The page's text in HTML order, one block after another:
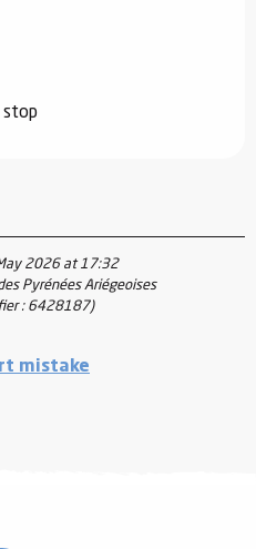
stop
2026 at 17:32
Pyrénées Ariégeoises
: 6428187)
mistake